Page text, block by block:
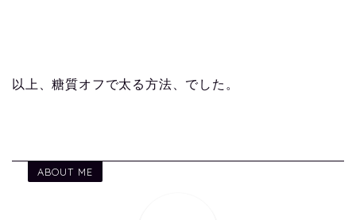
以上、糖質オフで太る方法、でした。
ABOUT ME